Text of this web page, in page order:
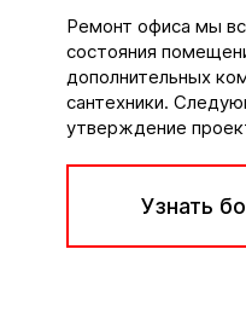
Ремонт офиса мы
состояния
дополнительных
сантехники.
утверждение
Узнать